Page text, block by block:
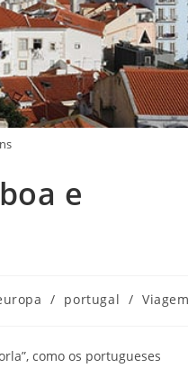
e
/ portugal /
como os portugueses